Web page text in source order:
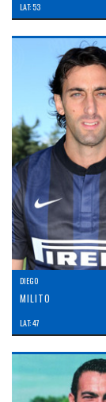
LAT: 53
DIEGO
MILITO
LAT: 47